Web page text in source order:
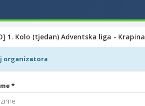
1. Kolo (tjedan) Adventska liga - Krapina
organizatora
*